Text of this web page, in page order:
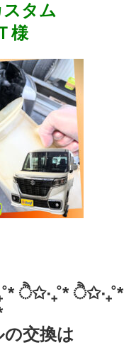
タム
様
ੈ✩‧₊˚* ੈ✩‧₊˚*
交換は